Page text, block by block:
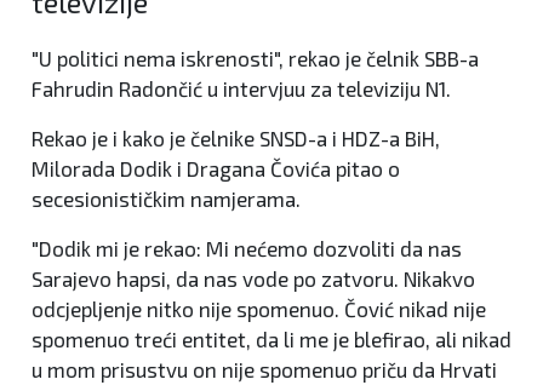
"U politici nema iskrenosti", rekao je čelnik SBB-a
Fahrudin Radončić u intervjuu za televiziju N1.
Rekao je i kako je čelnike SNSD-a i HDZ-a BiH,
Milorada Dodik i Dragana Čovića pitao o
secesionističkim namjerama.
"Dodik mi je rekao: Mi nećemo dozvoliti da nas
Sarajevo hapsi, da nas vode po zatvoru. Nikakvo
odcjepljenje nitko nije spomenuo. Čović nikad nije
spomenuo treći entitet, da li me je blefirao, ali nikad
u mom prisustvu on nije spomenuo priču da Hrvati